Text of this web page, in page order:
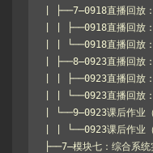
| ├──7–0918直播回放
| | ├──0918直播回放
| | └──0918直播回放
| ├──8–0923直播回放
| | ├──0923直播回放
| | └──0923直播回放
| └──9–0923课后作业
| | └──0923课后作
├──7–模块七：综合系统